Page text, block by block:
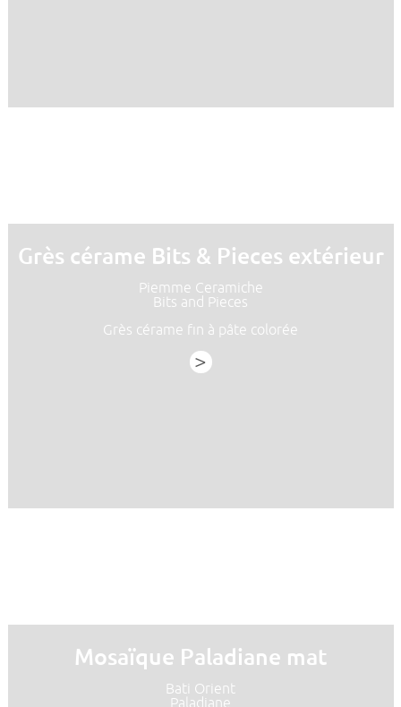
Grès cérame Bits & Pieces extérieur
Piemme Ceramiche
Bits and Pieces
Grès cérame fin à pâte colorée
>
Mosaïque Paladiane mat
Bati Orient
Paladiane